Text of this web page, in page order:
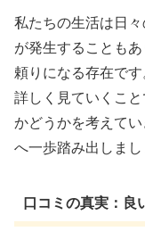
私たちの生活は日
が発生することも
頼りになる存在で
詳しく見ていくこ
かどうかを考えて
へ一歩踏み出しまし
口コミの真実：良